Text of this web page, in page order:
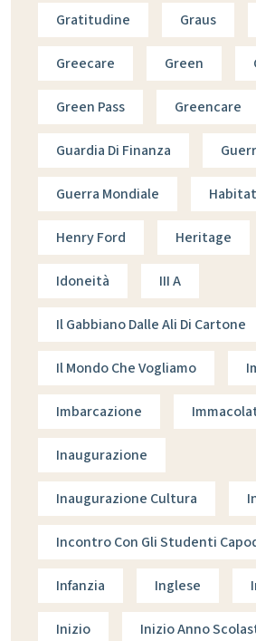
Gratitudine Graus
Greecare Green
Green Pass Greencare
Guardia Di Finanza
Guerra Mondiale
Henry Ford Heritage
Idoneità III A
Il Gabbiano Dalle Ali Di Cartone
Il Mondo Che Vogliamo
Imbarcazione
Inaugurazione
Inaugurazione Cultura
Incontro Con Gli Studenti
Infanzia Inglese
Inizio Inizio Anno